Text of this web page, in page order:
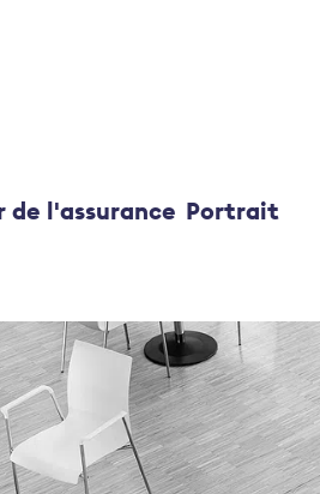
de l'assurance Portrait